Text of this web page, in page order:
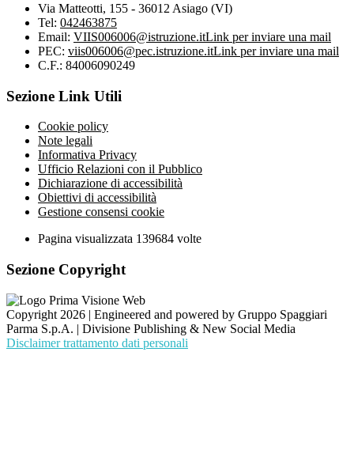
Via Matteotti, 155 - 36012 Asiago (VI)
Tel: 042463875
Email: VIIS006006@istruzione.itLink per inviare una mail
PEC: viis006006@pec.istruzione.itLink per inviare una mail
C.F.: 84006090249
Sezione Link Utili
Cookie policy
Note legali
Informativa Privacy
Ufficio Relazioni con il Pubblico
Dichiarazione di accessibilità
Obiettivi di accessibilità
Gestione consensi cookie
Pagina visualizzata 139684 volte
Sezione Copyright
Copyright 2026 | Engineered and powered by Gruppo Spaggiari
Parma S.p.A. | Divisione Publishing & New Social Media
Disclaimer trattamento dati personali